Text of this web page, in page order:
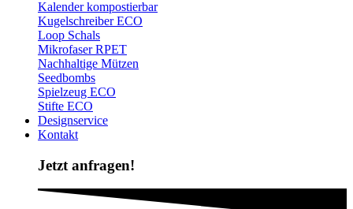
Kalender kompostierbar
Kugelschreiber ECO
Loop Schals
Mikrofaser RPET
Nachhaltige Mützen
Seedbombs
Spielzeug ECO
Stifte ECO
Designservice
Kontakt
Jetzt anfragen!